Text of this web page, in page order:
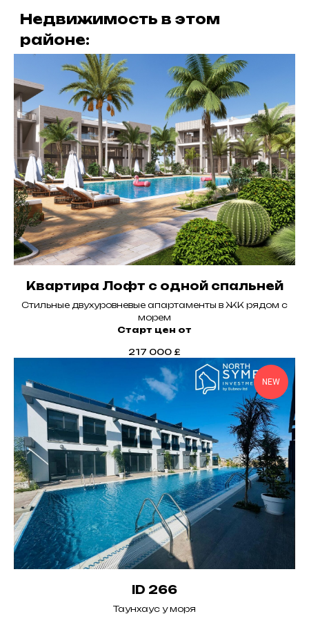
Квартира Лофт с одной спальней
Стильные двухуровневые апартаменты в ЖК рядом с
морем
Старт цен от
217 000 £
NEW
ID 266
Таунхаус у моря
КОНТАКТЫ:
northsymbol@gmail.com
Novu Park Plaza Office N2